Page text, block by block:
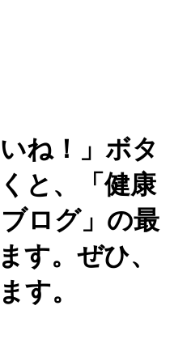
ね！」ボタ
と、「健康
ログ」の最
す。ぜひ、
す。